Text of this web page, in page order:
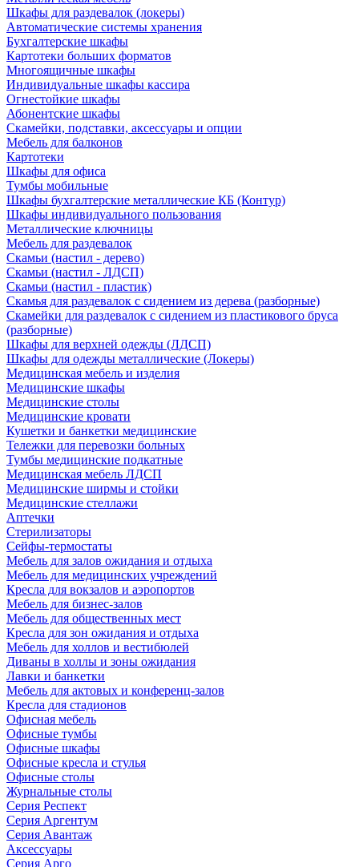
Шкафы для раздевалок (локеры)
Автоматические системы хранения
Бухгалтерские шкафы
Картотеки больших форматов
Многоящичные шкафы
Индивидуальные шкафы кассира
Огнестойкие шкафы
Абонентские шкафы
Скамейки, подставки, аксессуары и опции
Мебель для балконов
Картотеки
Шкафы для офиса
Тумбы мобильные
Шкафы бухгалтерские металлические КБ (Контур)
Шкафы индивидуального пользования
Металлические ключницы
Мебель для раздевалок
Скамьи (настил - дерево)
Скамьи (настил - ЛДСП)
Скамьи (настил - пластик)
Скамья для раздевалок с сидением из дерева (разборные)
Скамейки для раздевалок с сидением из пластикового бруса
(разборные)
Шкафы для верхней одежды (ЛДСП)
Шкафы для одежды металлические (Локеры)
Медицинская мебель и изделия
Медицинские шкафы
Медицинские столы
Медицинские кровати
Кушетки и банкетки медицинские
Тележки для перевозки больных
Тумбы медицинские подкатные
Медицинская мебель ЛДСП
Медицинские ширмы и стойки
Медицинские стеллажи
Аптечки
Стерилизаторы
Сейфы-термостаты
Мебель для залов ожидания и отдыха
Мебель для медицинских учреждений
Кресла для вокзалов и аэропортов
Мебель для бизнес-залов
Мебель для общественных мест
Кресла для зон ожидания и отдыха
Мебель для холлов и вестибюлей
Диваны в холлы и зоны ожидания
Лавки и банкетки
Мебель для актовых и конференц-залов
Кресла для стадионов
Офисная мебель
Офисные тумбы
Офисные шкафы
Офисные кресла и стулья
Офисные столы
Журнальные столы
Серия Респект
Серия Аргентум
Серия Авантаж
Аксессуары
Серия Арго